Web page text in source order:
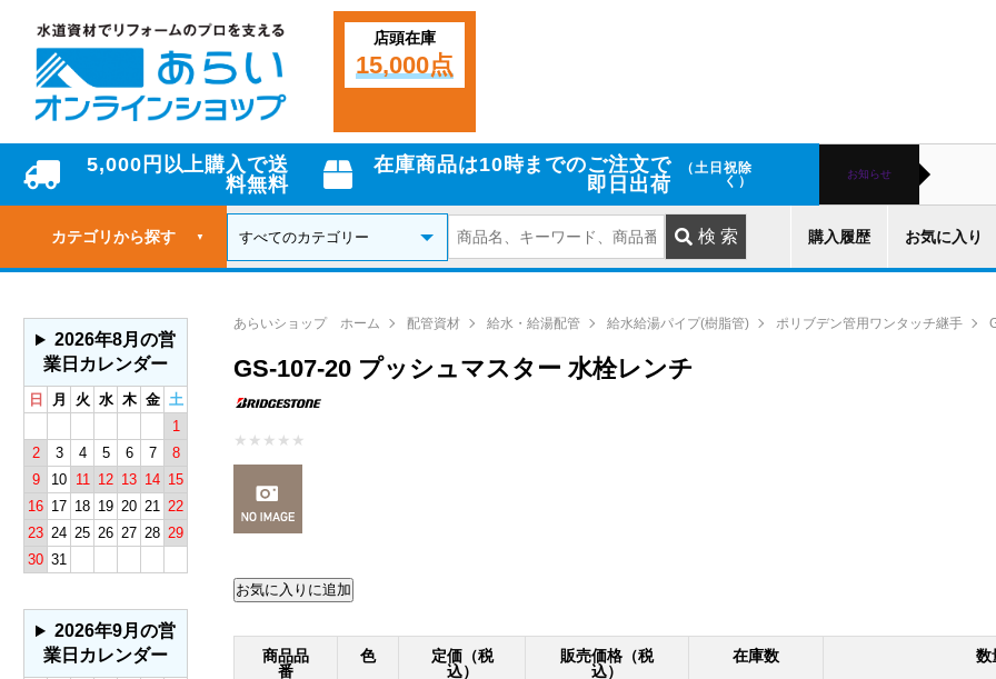
店頭在庫
15,000点
5,000円以上購入で送
料無料
在庫商品は10時までのご注文で
即日出荷
（土日祝除
く）
お知らせ
カテゴリから探す ▼ 購入履歴 お気に入り
あらいショップ ホーム 配管資材 給水・給湯配管 給水給湯パイプ(樹脂管) ポリブデン管用ワンタッチ継手
GS-107-20 プッシュマスター 水栓レンチ
★ ★ ★ ★ ★
商品品
番
色
定価（税
込）
販売価格（税
込）
在庫数 数
2026年8月の営
業日カレンダー
日 月 火 水 木 金 土
1
2
3 4 5 6 7
8
9
10 11 12 13 14 15
16 17 18 19 20 21 22
23 24 25 26 27 28 29
30 31
2026年9月の営
業日カレンダー